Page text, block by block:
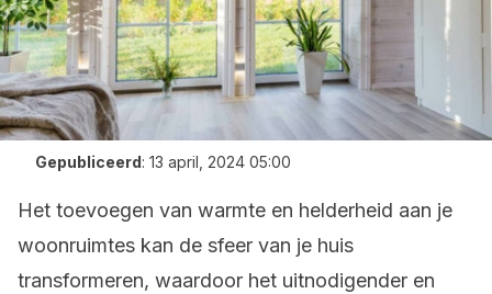
Gepubliceerd: 13 april, 2024 05:00
Het toevoegen van warmte en helderheid aan je
woonruimtes kan de sfeer van je huis
transformeren, waardoor het uitnodigender en